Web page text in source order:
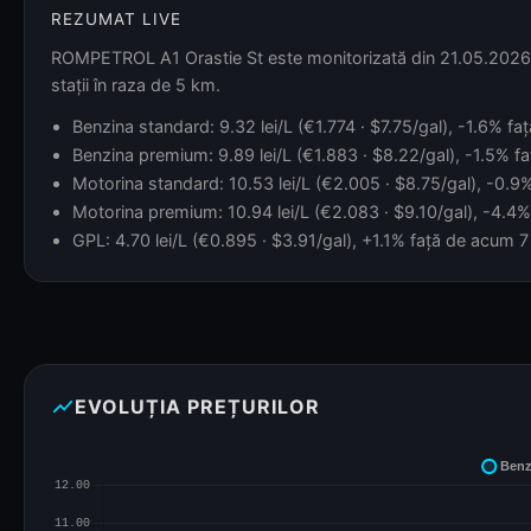
REZUMAT LIVE
ROMPETROL A1 Orastie St este monitorizată din
stații în raza de 5 km.
Benzina standard: 9.32 lei/L (€1.774 · $7.75/gal), -1.6%
Benzina premium: 9.89 lei/L (€1.883 · $8.22/gal), -1.5%
Motorina standard: 10.53 lei/L (€2.005 · $8.75/gal), -
Motorina premium: 10.94 lei/L (€2.083 · $9.10/gal), -
GPL: 4.70 lei/L (€0.895 · $3.91/gal), +1.1% față de acum
show_chartEVOLUȚIA PREȚURILOR